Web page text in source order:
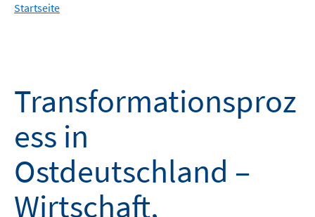
Startseite
Transformationsproz
ess in
Ostdeutschland –
Wirtschaft,